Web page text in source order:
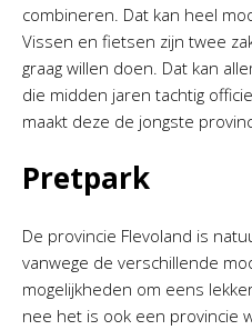
combineren. Dat kan heel
Vissen en fietsen zijn twee
graag willen doen. Dat kan
die midden jaren tachtig
maakt deze de jongste
Pretpark
De provincie Flevoland is
vanwege de verschillende
mogelijkheden om eens
nee het is ook een provincie